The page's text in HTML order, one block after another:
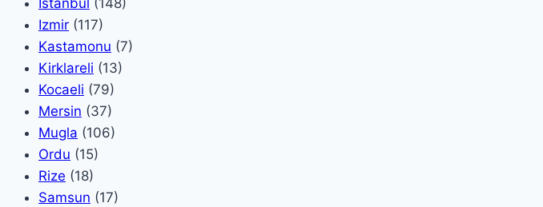
Izmir (117)
Kastamonu (7)
Kirklareli (13)
Kocaeli (79)
Mersin (37)
Mugla (106)
Ordu (15)
Rize (18)
Samsun (17)